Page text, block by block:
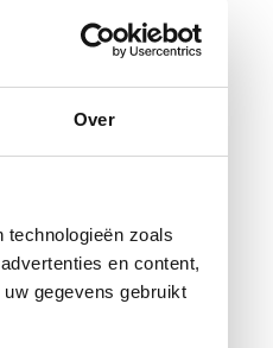
Over
technologieën zoals
en content,
gegevens gebruikt